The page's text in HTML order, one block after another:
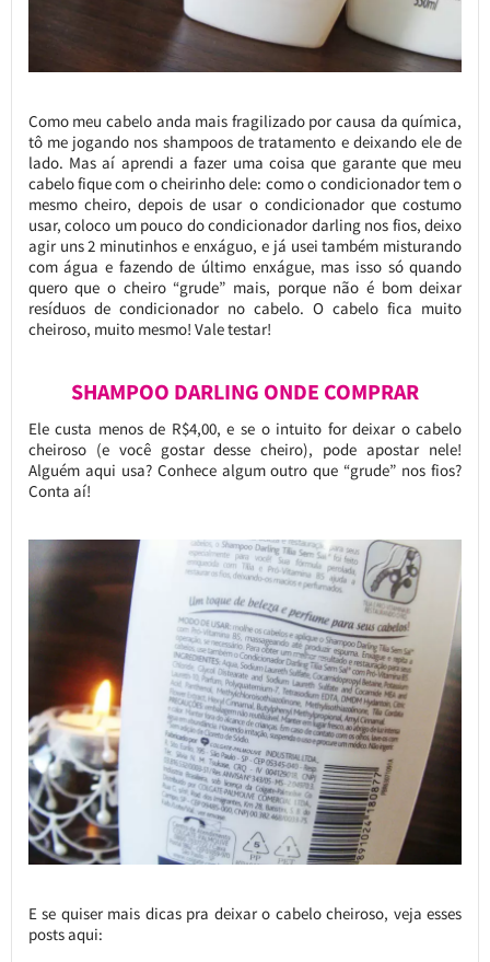
Como meu cabelo anda mais fragilizado por causa da química,
tô me jogando nos shampoos de tratamento e deixando ele de
lado. Mas aí aprendi a fazer uma coisa que garante que meu
cabelo fique com o cheirinho dele: como o condicionador tem o
mesmo cheiro, depois de usar o condicionador que costumo
usar, coloco um pouco do condicionador darling nos fios, deixo
agir uns 2 minutinhos e enxáguo, e já usei também misturando
com água e fazendo de último enxágue, mas isso só quando
quero que o cheiro “grude” mais, porque não é bom deixar
resíduos de condicionador no cabelo. O cabelo fica muito
cheiroso, muito mesmo! Vale testar!
SHAMPOO DARLING ONDE COMPRAR
Ele custa menos de R$4,00, e se o intuito for deixar o cabelo
cheiroso (e você gostar desse cheiro), pode apostar nele!
Alguém aqui usa? Conhece algum outro que “grude” nos fios?
Conta aí!
E se quiser mais dicas pra deixar o cabelo cheiroso, veja esses
posts aqui: